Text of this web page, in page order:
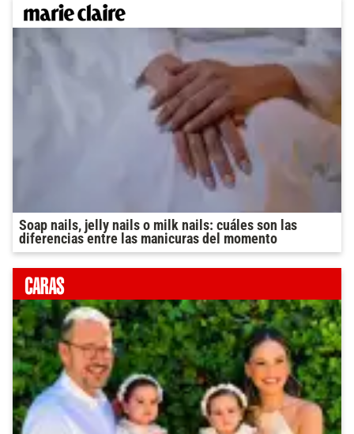
Soap nails, jelly nails o milk nails: cuáles son las
diferencias entre las manicuras del momento